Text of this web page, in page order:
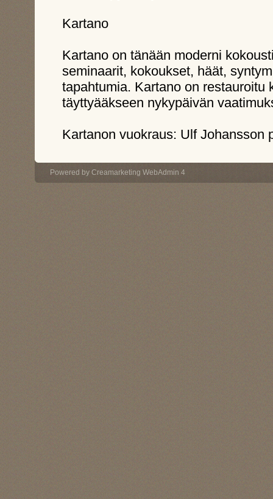
Kartano
Kartano on tänään moderni
seminaarit, kokoukset, häät,
tapahtumia. Kartano on restauroitu
täyttyääkseen nykypäivän
​Kartanon vuokraus: Ulf Johansson
Powered by Creamarketing WebAdmin 4